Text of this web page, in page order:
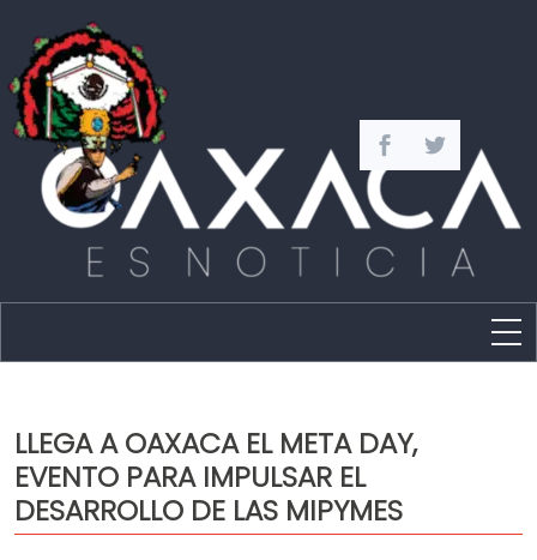
Capital
Policíaca
Cultura
LLEGA A OAXACA EL META DAY,
EVENTO PARA IMPULSAR EL
DESARROLLO DE LAS MIPYMES